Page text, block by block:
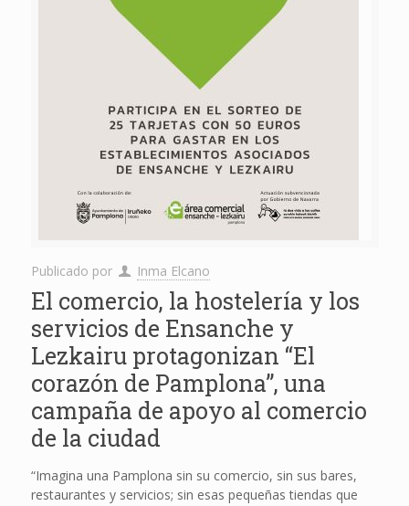
Publicado por Inma Elcano
El comercio, la hostelería y los
servicios de Ensanche y
Lezkairu protagonizan “El
corazón de Pamplona”, una
campaña de apoyo al comercio
de la ciudad
“Imagina una Pamplona sin su comercio, sin sus bares,
restaurantes y servicios; sin esas pequeñas tiendas que